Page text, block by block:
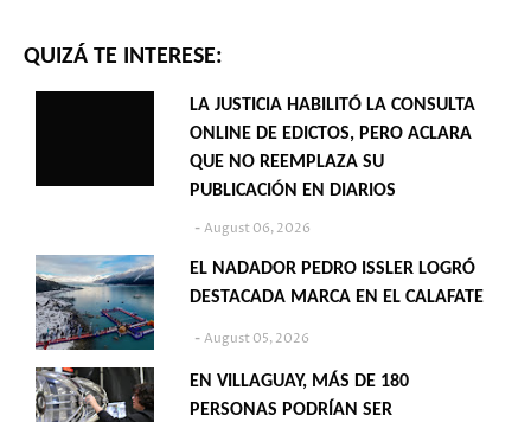
QUIZÁ TE INTERESE:
LA JUSTICIA HABILITÓ LA CONSULTA
ONLINE DE EDICTOS, PERO ACLARA
QUE NO REEMPLAZA SU
PUBLICACIÓN EN DIARIOS
August 06, 2026
EL NADADOR PEDRO ISSLER LOGRÓ
DESTACADA MARCA EN EL CALAFATE
August 05, 2026
EN VILLAGUAY, MÁS DE 180
PERSONAS PODRÍAN SER